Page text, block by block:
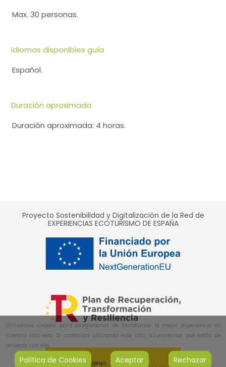
Max. 30 personas.
Idiomas disponibles guía
Español.
Duración aproximada
Duración aproximada: 4 horas.
Proyecto Sostenibilidad y Digitalización de la Red de
EXPERIENCIAS ECOTURISMO DE ESPAÑA
Utilizamos cookies para asegurarnos de brindarnos la mejor experiencia en
nuestro sitio web. Si continúas utilizando este sitio, asumiremos que estás de
acuerdo con ello.
Política de Cookies Aceptar Rechazar